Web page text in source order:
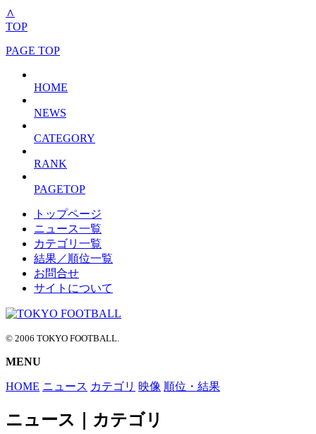
∧
TOP
PAGE TOP
HOME
NEWS
CATEGORY
RANK
PAGETOP
トップページ
ニュース一覧
カテゴリ一覧
結果／順位一覧
お問合せ
サイトについて
© 2006 TOKYO FOOTBALL.
MENU
HOME ニュース カテゴリ 映像 順位・結果
ニュース｜カテゴリ